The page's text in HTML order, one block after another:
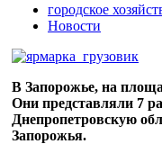
городское
Новости
В Запорожье, на
Они представляли 7
Днепропетровскую
Запорожья.